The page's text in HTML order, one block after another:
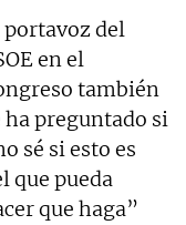
portavoz del
en el
también
ha preguntado si
sé si esto es
que pueda
que haga”